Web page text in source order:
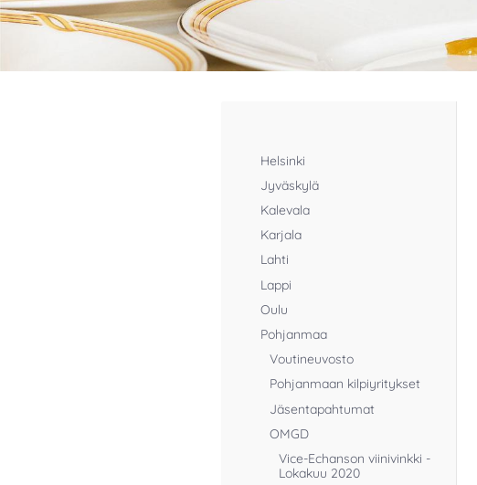
Helsinki
Jyväskylä
Kalevala
Karjala
Lahti
Lappi
Oulu
Pohjanmaa
Voutineuvosto
Pohjanmaan kilpiyritykset
Jäsentapahtumat
OMGD
Vice-Echanson viinivinkki -
Lokakuu 2020